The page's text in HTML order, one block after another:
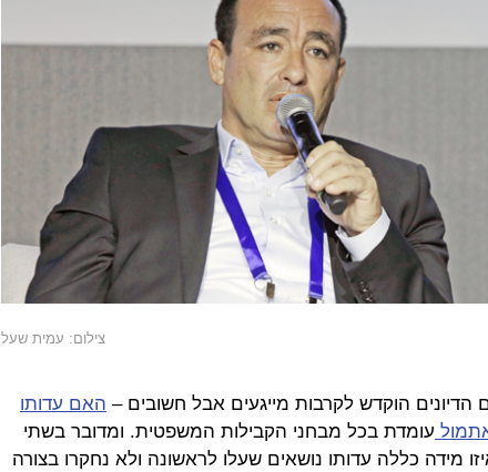
צילום: עמית שעל
האם עדותו
עומדת בכל מבחני הקבילות המשפטית. ומדובר בשתי
מידה כללה עדותו נושאים שעלו לראשונה ולא נחקרו בצורה